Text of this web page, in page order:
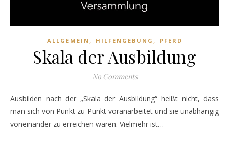
ALLGEMEIN , HILFENGEBUNG , PFERD
Skala der Ausbildung
No Comments
Ausbilden nach der „Skala der Ausbildung“ heißt nicht, dass
man sich von Punkt zu Punkt voranarbeitet und sie unabhängig
voneinander zu erreichen wären. Vielmehr ist…